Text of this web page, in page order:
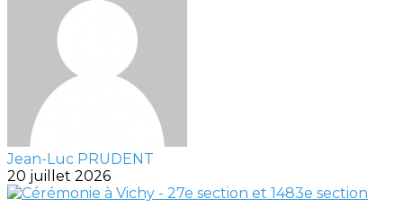
Jean-Luc PRUDENT
20 juillet 2026